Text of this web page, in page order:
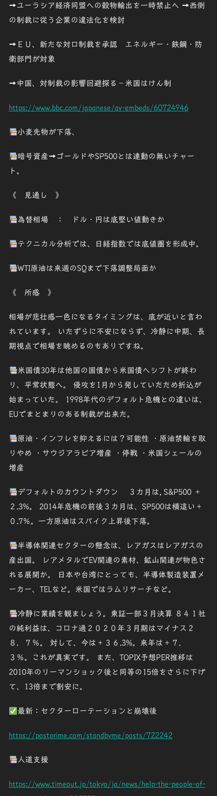
➡ユーラシア経済同盟への穀物輸出を一時禁止へ ➡西側
の制裁に従う企業の違法化を検討
➡ＥＵ、新たな対ロ制裁を承認 エネルギー・鉄鋼・防
衛部門が対象
➡中国、対制裁の影響回避探る－米国はけん制
https://www.bbc.com/japanese/av-embeds/60724946
小麦先物が下落、
暗号資産➡ゴールドやSP500とは連動の無いチャー
ト。
《 見通し 》
為替相場 ： ドル・円は底堅い値動きか
テクニカル分析では、日経指数では底値圏を形成中。
WTI原油は来週のSQまで下落調整局面か
《 所感 》
相場が悲壮感一色になるタイミングは、底が近いと言わ
れています。 いたずらに不安にならず、冷静に中期、長
期視点で相場を眺めるのもありですね。
米国債30年は他国の国債から米国債へシフトが終わ
り、平常状態へ。 侵攻を1月から発していたため折込が
始まっていた。 1998年代のデフォルト危機との違いは、
EUでまとまりのある制裁が出来た。
原油・インフレを抑えるには？可能性 ・原油禁輸を取
りやめ ・サウジアラビア増産 ・停戦 ・米国シェールの
増産
デフォルトのカウントダウン ３カ月は, S&P500 ＋
２.3%。 2014年危機の前後３カ月は、SP500は横這い＋
０.7％。一方原油はスパイク上昇後下落。
半導体関連セクターの懸念は、レアガスはレアガスの
産出国。 レアメタルでEV関連の素材、鉱山関連が物色さ
れる展開か。 日本や台湾にとっても、半導体製造装置メ
ーカー、TELなど。米国ではラムリサーチなど。
冷静に業績を観ましょう。東証一部３月決算 ８４１社
の純利益は、コロナ過２０２０年３月期はマイナス２
８．７％。 対して、今は＋３６.3%。来年は＋７．
３％。これが真実です。 また、TOPIX予想PER推移は
2010年のリーマンショック後と同等の15倍をさらに下げ
て、13倍まで割安に。
最新：セクターローテーションと崩壊後
https://postprime.com/standbyme/posts/722242
人道支援
https://www.timeout.jp/tokyo/ja/news/help-the-people-of-